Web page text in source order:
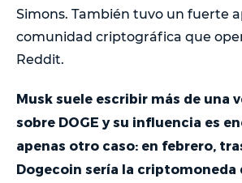
Simons. También tuvo un fuerte
comunidad criptográfica que
Reddit.
Musk suele escribir más de una
sobre DOGE y su influencia es
apenas otro caso: en febrero,
Dogecoin sería la criptomoneda